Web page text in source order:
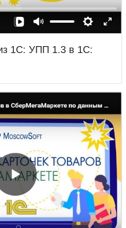
1С: УПП 1.3 в 1С: